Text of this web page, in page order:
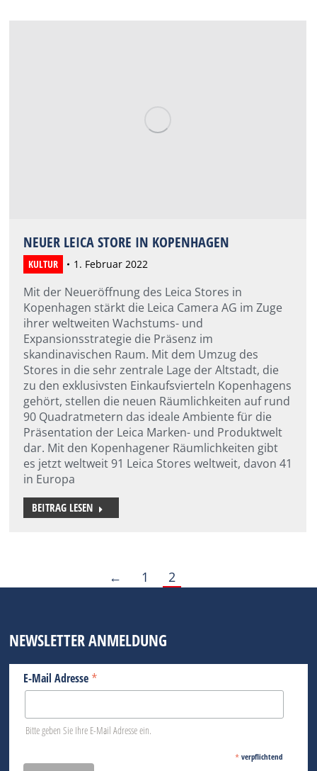
NEUER LEICA STORE IN KOPENHAGEN
KULTUR 1. Februar 2022
Mit der Neueröffnung des Leica Stores in
Kopenhagen stärkt die Leica Camera AG im Zuge
ihrer weltweiten Wachstums- und
Expansionsstrategie die Präsenz im
skandinavischen Raum. Mit dem Umzug des
Stores in die sehr zentrale Lage der Altstadt, die
zu den exklusivsten Einkaufsvierteln Kopenhagens
gehört, stellen die neuen Räumlichkeiten auf rund
90 Quadratmetern das ideale Ambiente für die
Präsentation der Leica Marken- und Produktwelt
dar. Mit den Kopenhagener Räumlichkeiten gibt
es jetzt weltweit 91 Leica Stores weltweit, davon 41
in Europa
BEITRAG LESEN
← 1 2
NEWSLETTER ANMELDUNG
E-Mail Adresse *
Bitte geben Sie Ihre E-Mail Adresse ein.
* verpflichtend